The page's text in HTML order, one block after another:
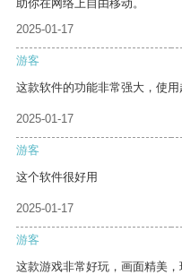
助你在网络上自由移动。
2025-01-17
游客
这款软件的功能非常强大，使用
2025-01-17
游客
这个软件很好用
2025-01-17
游客
这款游戏非常好玩，画面精美，